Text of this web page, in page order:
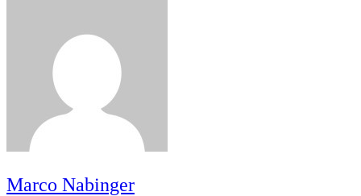
Marco Nabinger